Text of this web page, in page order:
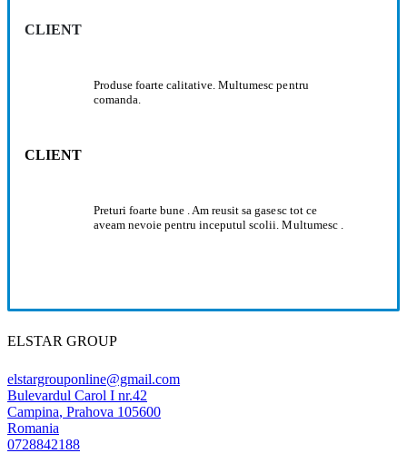
CLIENT
Produse foarte calitative. Multumesc pentru
comanda.
CLIENT
Preturi foarte bune . Am reusit sa gasesc tot ce
aveam nevoie pentru inceputul scolii. Multumesc .
ELSTAR GROUP
elstargrouponline@gmail.com
Bulevardul Carol I nr.42
Campina, Prahova 105600
Romania
0728842188